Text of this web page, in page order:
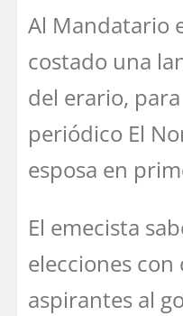
Al Mandatario
costado una
del erario,
periódico El
esposa en
El emecista
elecciones
aspirantes al